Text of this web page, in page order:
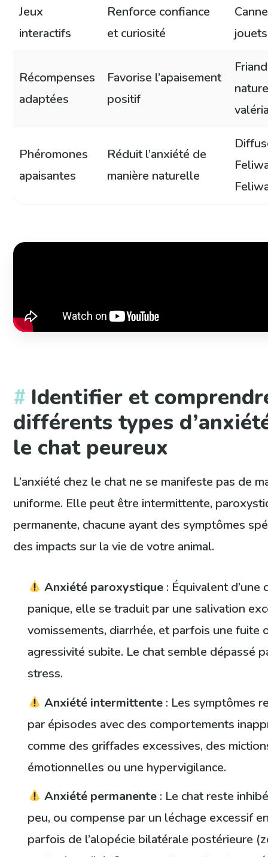
Jeux
interactifs
Renforce confiance
et curiosité
Récompenses
adaptées
Favorise l’apaisement
positif
Phéromones
apaisantes
Réduit l’anxiété de
manière naturelle
Identifier et
différents types
le chat peureux
L’anxiété chez le chat ne se manifeste pas de
uniforme. Elle peut être intermittente,
permanente, chacune ayant des symptômes
des impacts sur la vie de votre animal.
Anxiété paroxystique : Équivalent d’une
panique, elle se traduit par une salivation
vomissements, diarrhée, et parfois une fuite
agressivité subite. Le chat semble dépassé
stress.
Anxiété intermittente : Les symptômes
par épisodes avec des comportements
comme des griffades excessives, des
émotionnelles ou une hypervigilance.
Anxiété permanente : Le chat reste
peu, ou compense par un léchage excessif
parfois de l’alopécie bilatérale postérieure